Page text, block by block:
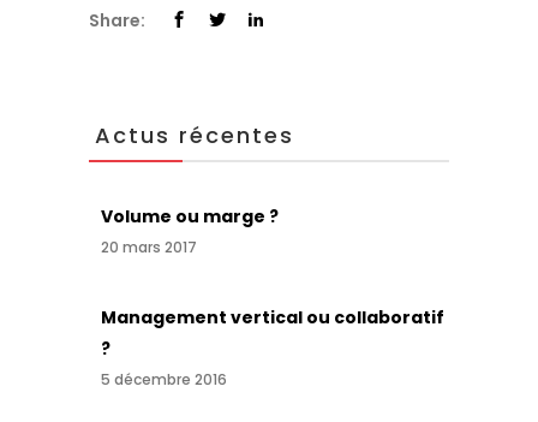
Share:
Actus récentes
Volume ou marge ?
20 mars 2017
Management vertical ou collaboratif
?
5 décembre 2016